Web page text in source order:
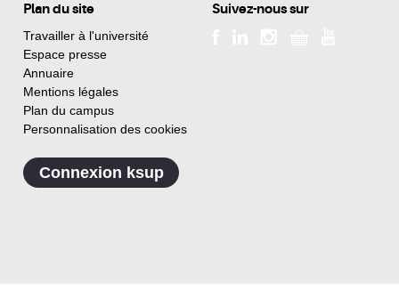
Plan du site
Travailler à l'université
Espace presse
Annuaire
Mentions légales
Plan du campus
Personnalisation des cookies
Suivez-nous sur
Connexion ksup